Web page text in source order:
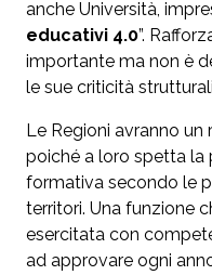
anche Università,
educativi 4.0”.
importante ma non è
le sue criticità
Le Regioni avranno un
poiché a loro spetta la
formativa secondo le
territori. Una funzione
esercitata con
ad approvare ogni